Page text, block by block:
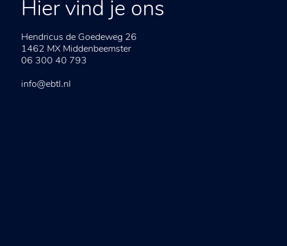
Hier vind je ons
Hendricus de Goedeweg 26
1462 MX Middenbeemster
06 300 40 793
info@ebtl.nl